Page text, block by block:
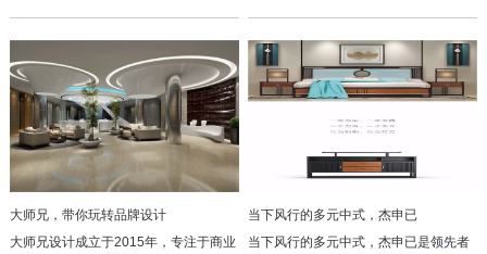
大师兄，带你玩转品牌设计
大师兄设计成立于2015年，专注于商业
当下风行的多元中式，杰申已
当下风行的多元中式，杰申已是领先者